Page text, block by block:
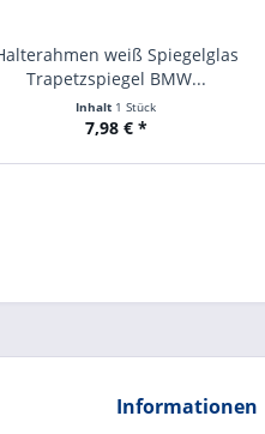
weiß Spiegelglas
Trapetzspiegel BMW...
Inhalt 1 Stück
7,98 € *
Informationen